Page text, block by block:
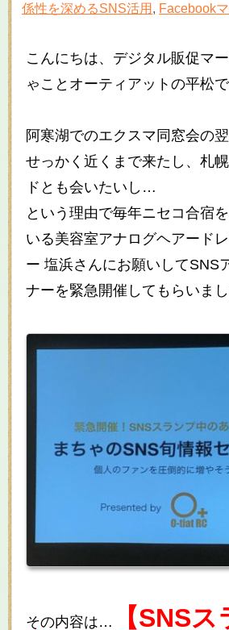
係性を深めるSNS活用 , Facebook
こんにちは、デジタル販促マ
ゃことオーティアットの平松
阿寒湖でのエクスマ同窓会の
せっかく近くまで来たし、札
ドとも会いたいし…
という理由で毎年ニセコ合宿
いる美容室アナログヘアード
ー 塩浜さんにお願いしてSNS
ナーを緊急開催してもらいま
その内容は…
【SNS